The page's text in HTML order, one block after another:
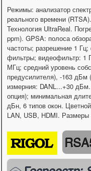
Режимы: анализатор
реального времени
Технология UltraReal.
ppm). GPSA: полоса
частоты; разрешение 1
фильтры; видеофильтр:
МГц; средний уровень
предусилителя), -163 дБм
измерния: DANL...+30
опция); минимальная
дБн, 6 типов окон.
LAN, USB, HDMI.